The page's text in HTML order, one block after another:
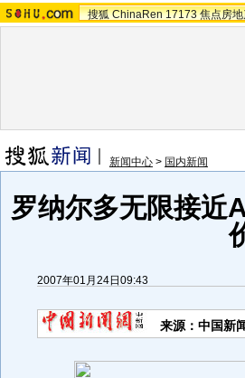
搜狐 ChinaRen 17173 焦点房地
新闻中心 > 国内新闻
罗纳尔多无限接近
2007年01月24日09:43
来源：中国新